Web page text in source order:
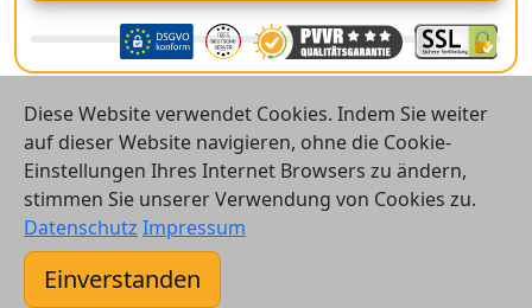
© 2026 Vergleichsrechner24 GmbH
Kontakt
Diese Website verwendet Cookies. Indem Sie weiter
auf dieser Website navigieren, ohne die Cookie-
Einstellungen Ihres Internet Browsers zu ändern,
stimmen Sie unserer Verwendung von Cookies zu.
Datenschutz Impressum
Einverstanden